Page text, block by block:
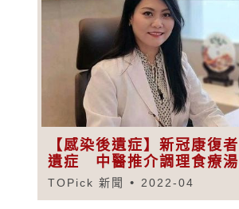
【感染後遺症】新冠康復
遺症 中醫推介調理食療
TOPick 新聞 2022-04